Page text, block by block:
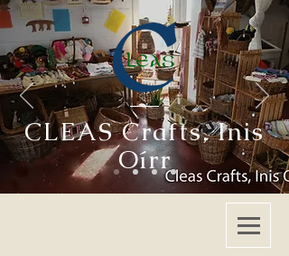
CLEAS Crafts,Inis
Oírr